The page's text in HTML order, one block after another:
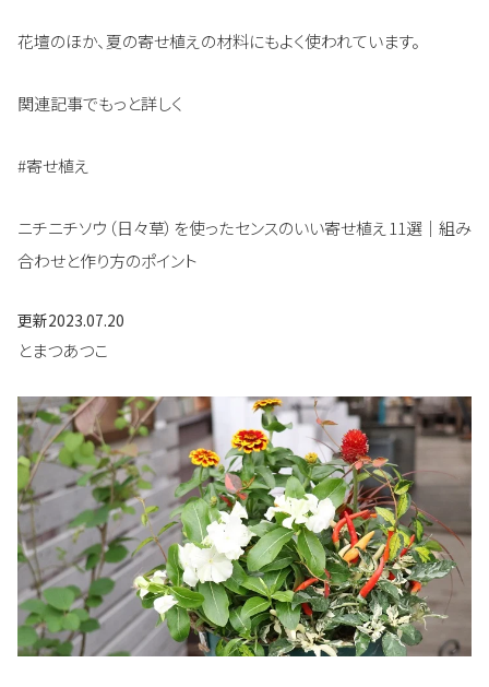
花壇のほか、夏の寄せ植えの材料にもよく使われています。
関連記事でもっと詳しく
#寄せ植え
ニチニチソウ（日々草）を使ったセンスのいい寄せ植え11選｜組み
合わせと作り方のポイント
更新2023.07.20
とまつあつこ